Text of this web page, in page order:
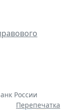
России
Перепечатка